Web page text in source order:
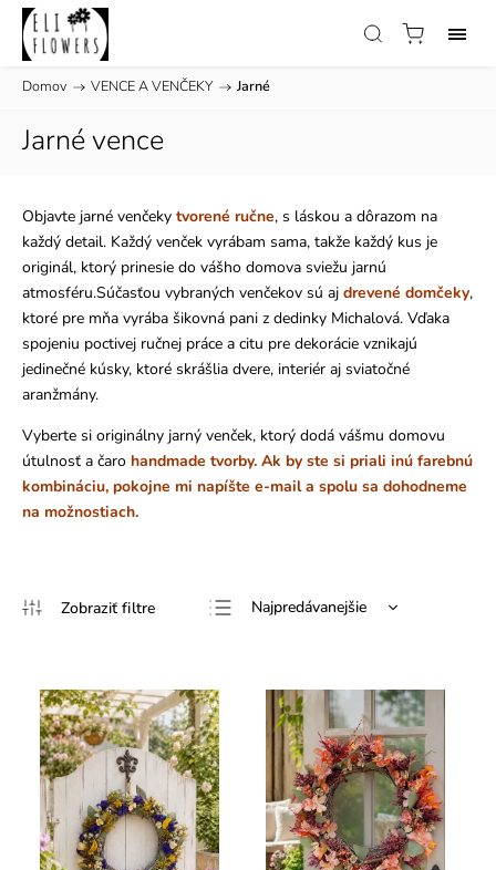
Domov / VENCE A VENČEKY / Jarné
Jarné vence
Objavte jarné venčeky tvorené ručne, s láskou a dôrazom na
každý detail. Každý venček vyrábam sama, takže každý kus je
originál, ktorý prinesie do vášho domova sviežu jarnú
atmosféru.Súčasťou vybraných venčekov sú aj drevené domčeky,
ktoré pre mňa vyrába šikovná pani z dedinky Michalová. Vďaka
spojeniu poctivej ručnej práce a citu pre dekorácie vznikajú
jedinečné kúsky, ktoré skrášlia dvere, interiér aj sviatočné
aranžmány.
Vyberte si originálny jarný venček, ktorý dodá vášmu domovu
útulnosť a čaro handmade tvorby. Ak by ste si priali inú farebnú
kombináciu, pokojne mi napíšte e-mail a spolu sa dohodneme
na možnostiach.
Najpredávanejšie
Abecedne